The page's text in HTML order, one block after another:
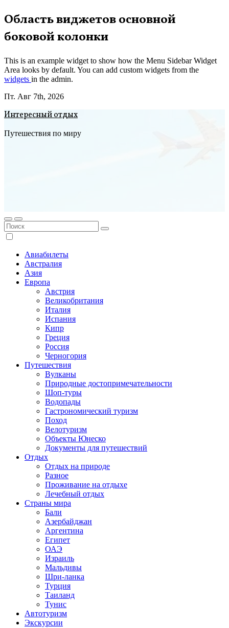
Перейти
к
содержимому
Область виджетов основной
боковой колонки
This is an example widget to show how the Menu Sidebar Widget
Area looks by default. You can add custom widgets from the
widgets in the admin.
Пт. Авг 7th, 2026
Интересный отдых
Путешествия по миру
Авиабилеты
Австралия
Азия
Европа
Австрия
Великобритания
Италия
Испания
Кипр
Греция
Россия
Черногория
Путешествия
Вулканы
Природные достопримечательности
Шоп-туры
Водопады
Гастрономический туризм
Поход
Велотуризм
Объекты Юнеско
Документы для путешествий
Отдых
Отдых на природе
Разное
Проживание на отдыхе
Лечебный отдых
Страны мира
Бали
Азербайджан
Аргентина
Египет
ОАЭ
Израиль
Мальдивы
Шри-ланка
Турция
Таиланд
Тунис
Автотуризм
Экскурсии